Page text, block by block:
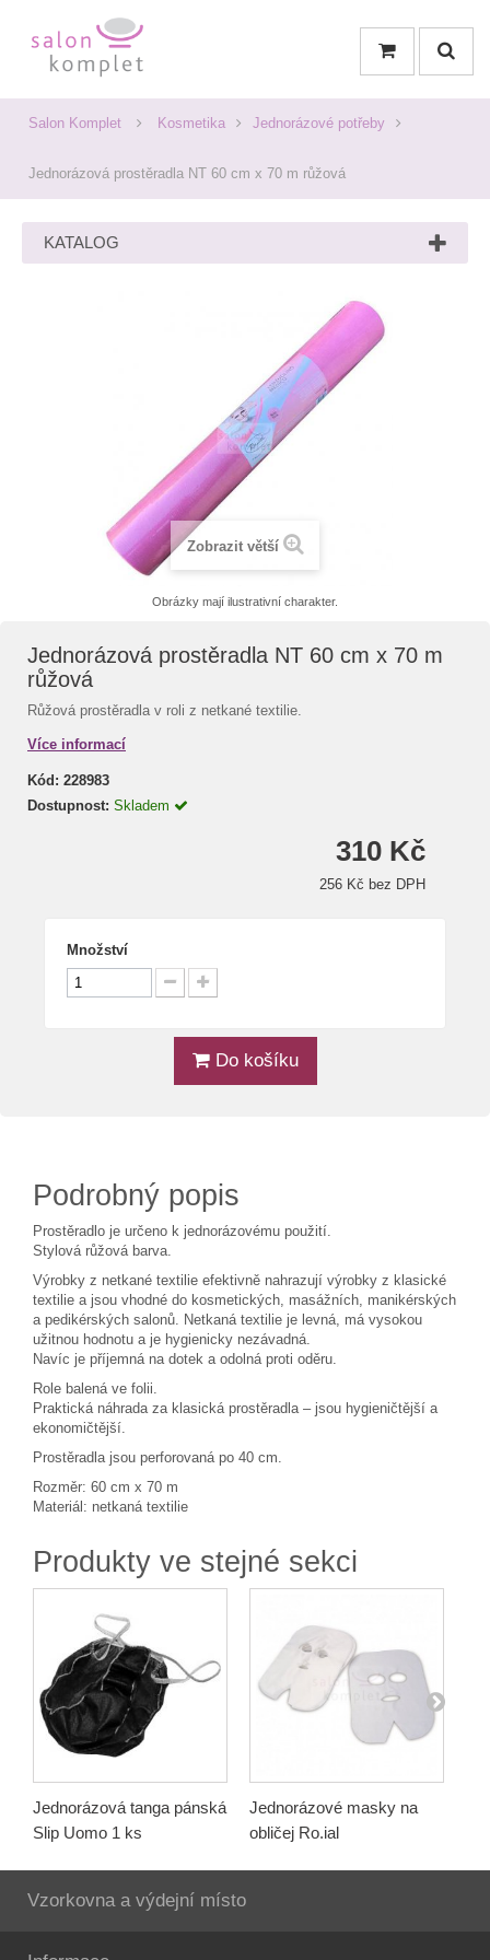
Salon Komplet Kosmetika Jednorázové potřeby
Jednorázová prostěradla NT 60 cm x 70 m růžová
KATALOG
Zobrazit větší
Obrázky mají ilustrativní charakter.
Jednorázová prostěradla NT 60 cm x 70 m
růžová
Růžová prostěradla v roli z netkané textilie.
Více informací
Kód: 228983
Dostupnost: Skladem
310 Kč
256 Kč bez DPH
Množství
Do košíku
Podrobný popis
Prostěradlo je určeno k jednorázovému použití.
Stylová růžová barva.
Výrobky z netkané textilie efektivně nahrazují výrobky z klasické
textilie a jsou vhodné do kosmetických, masážních, manikérských
a pedikérských salonů. Netkaná textilie je levná, má vysokou
užitnou hodnotu a je hygienicky nezávadná.
Navíc je příjemná na dotek a odolná proti oděru.
Role balená ve folii.
Praktická náhrada za klasická prostěradla – jsou hygieničtější a
ekonomičtější.
Prostěradla jsou perforovaná po 40 cm.
Rozměr: 60 cm x 70 m
Materiál: netkaná textilie
Produkty ve stejné sekci
Jednorázová tanga pánská
Slip Uomo 1 ks
Jednorázové masky na
obličej Ro.ial
Vzorkovna a výdejní místo